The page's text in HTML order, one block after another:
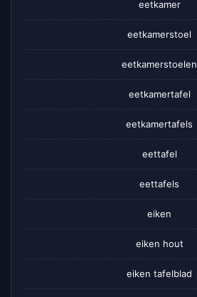
eetkamer
eetkamerstoel
eetkamerstoelen
eetkamertafel
eetkamertafels
eettafel
eettafels
eiken
eiken hout
eiken tafelblad